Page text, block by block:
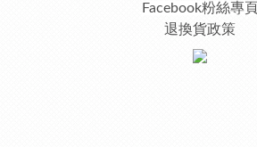
Facebook粉絲專頁
退換貨政策